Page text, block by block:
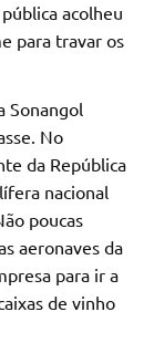
acolheu
para travar os
Sonangol
No
da República
nacional
poucas
aeronaves da
para ir a
de vinho